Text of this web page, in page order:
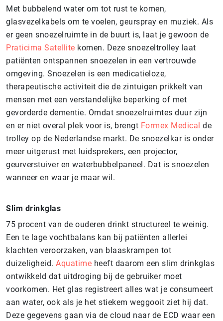
Met bubbelend water om tot rust te komen,
glasvezelkabels om te voelen, geurspray en muziek. Als
er geen snoezelruimte in de buurt is, laat je gewoon de
Praticima Satellite komen. Deze snoezeltrolley laat
patiënten ontspannen snoezelen in een vertrouwde
omgeving. Snoezelen is een medicatieloze,
therapeutische activiteit die de zintuigen prikkelt van
mensen met een verstandelijke beperking of met
gevorderde dementie. Omdat snoezelruimtes duur zijn
en er niet overal plek voor is, brengt Formex Medical de
trolley op de Nederlandse markt. De snoezelkar is onder
meer uitgerust met luidsprekers, een projector,
geurverstuiver en waterbubbelpaneel. Dat is snoezelen
wanneer en waar je maar wil.
Slim drinkglas
75 procent van de ouderen drinkt structureel te weinig.
Een te lage vochtbalans kan bij patiënten allerlei
klachten veroorzaken, van blaaskrampen tot
duizeligheid. Aquatime heeft daarom een slim drinkglas
ontwikkeld dat uitdroging bij de gebruiker moet
voorkomen. Het glas registreert alles wat je consumeert
aan water, ook als je het stiekem weggooit ziet hij dat.
Deze gegevens gaan via de cloud naar de ECD waar een